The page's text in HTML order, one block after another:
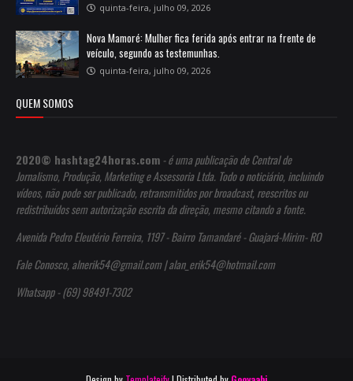
quinta-feira, julho 09, 2026
Nova Mamoré: Mulher fica ferida após entrar na frente de
veículo, segundo as testemunhas.
quinta-feira, julho 09, 2026
QUEM SOMOS
2020© hashtag24horas.com - é uma publicação de Central de
Jornalismo, Produção, Marketing e Assessoria Ltda. Todo o noticiário, incluindo
vídeos, não pode ser publicado, retransmitidos por broadcast, reescritos ou
redistribuídos sem autorização escrita da direção, mesmo citando a fonte.
Avenida Pedro Eleutério Ferreira, 1197 - Bairro Tamandaré - Guajará-Mirim- RO
Fale Conosco, alnerik54@gmail.com | alan_erik54@hotmail.com
Whatsapp - (69) 98491-7302